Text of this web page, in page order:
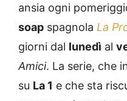
ansia ogni
soap spagnola La
giorni dal lunedì al
Amici. La serie, che
su La 1 e che sta